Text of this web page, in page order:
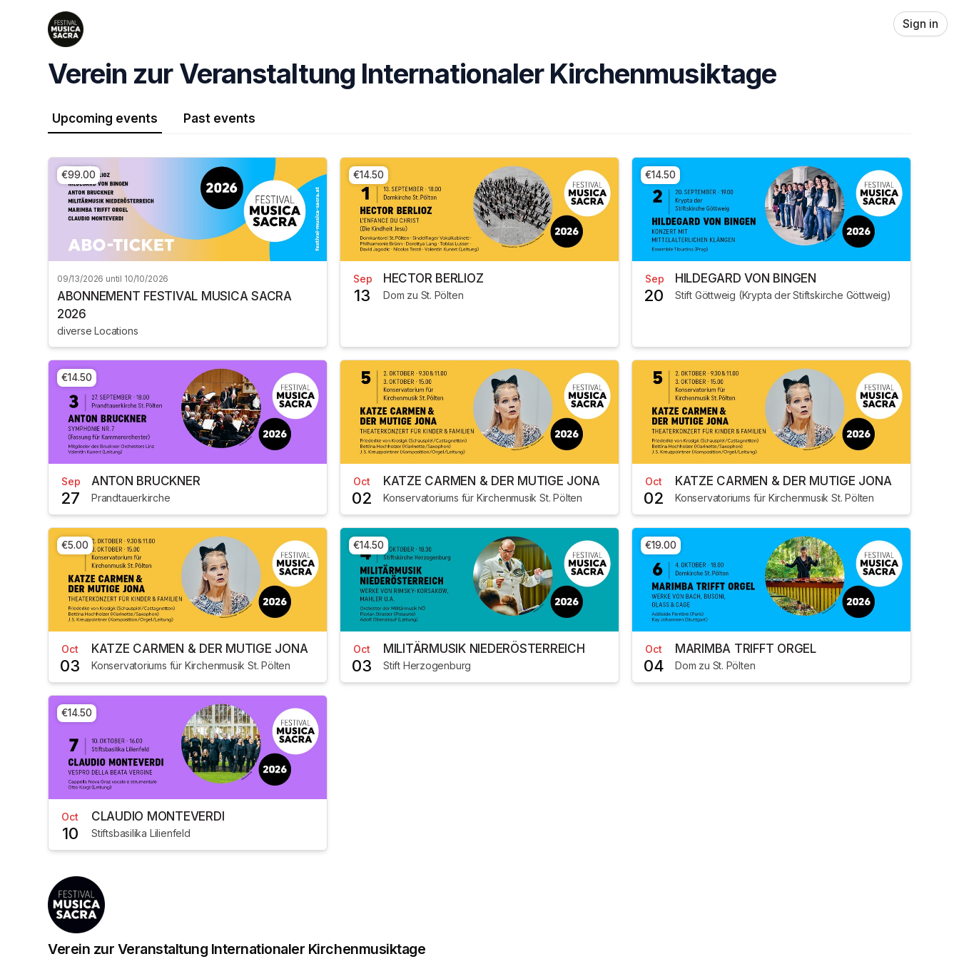
Skip header
Sign in
Verein zur Veranstaltung Internationaler Kirchenmusiktage
Upcoming events Past events
€99.00
09/13/2026 until 10/10/2026
ABONNEMENT FESTIVAL MUSICA SACRA
2026
diverse Locations
€14.50
Sep
13
HECTOR BERLIOZ
Dom zu St. Pölten
€14.50
Sep
20
HILDEGARD VON BINGEN
Stift Göttweig (Krypta der Stiftskirche Göttweig)
€14.50
Sep
27
ANTON BRUCKNER
Prandtauerkirche
Oct
02
KATZE CARMEN & DER MUTIGE JONA
Konservatoriums für Kirchenmusik St. Pölten
Oct
02
KATZE CARMEN & DER MUTIGE JONA
Konservatoriums für Kirchenmusik St. Pölten
€5.00
Oct
03
KATZE CARMEN & DER MUTIGE JONA
Konservatoriums für Kirchenmusik St. Pölten
€14.50
Oct
03
MILITÄRMUSIK NIEDERÖSTERREICH
Stift Herzogenburg
€19.00
Oct
04
MARIMBA TRIFFT ORGEL
Dom zu St. Pölten
€14.50
Oct
10
CLAUDIO MONTEVERDI
Stiftsbasilika Lilienfeld
Verein zur Veranstaltung Internationaler Kirchenmusiktage